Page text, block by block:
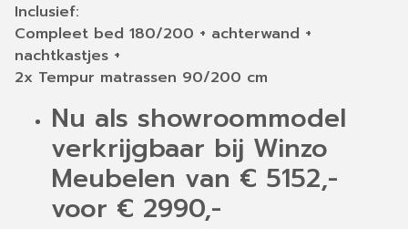
Inclusief:
Compleet bed 180/200 + achterwand +
nachtkastjes +
2x Tempur matrassen 90/200 cm
Nu als showroommodel
verkrijgbaar bij Winzo
Meubelen van € 5152,-
voor € 2990,-